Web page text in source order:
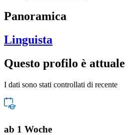
Panoramica
Linguista
Questo profilo è attuale
I dati sono stati controllati di recente
ab 1 Woche